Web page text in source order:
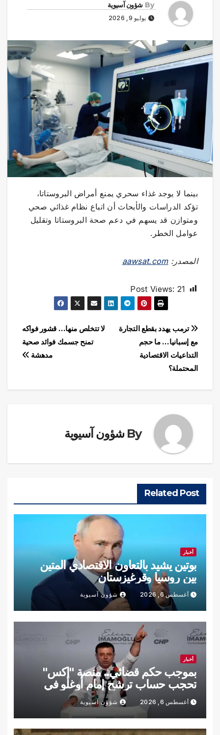
By شؤون آسيوية
يوليو 9, 2026
بينما لا يوجد غذاء سحري يمنع أمراض البروستاتا،
تؤكد الدراسات والأبحاث أن اتباع نظام غذائي صحي
ومتوازن قد يسهم في دعم صحة البروستاتا وتقليل
عوامل الخطر.
المصدر:aawsat.com
Post Views: 21
تصفّح
المقالات
لا تتخلص منها… قشور فواكه
تمنح جسمك فوائد صحية
مدهشة
ترمب يهدد بقطع التجارة
مع إسبانيا… ما حجم
التداعيات الاقتصادية
المحتملة؟
By شؤون آسيوية
Related Post
أخبار
بوتين يشيد بالتعاون الاقتصادي المتين
بين روسيا وقرغيزستان
أغسطس 6, 2026 شؤون آسيوية
أخبار
بموجب حكم قضائي.. منصة "إكس"
تحجب حساب ترشح إمام أوغلو في
تركياأغسطس 6, 2026 شؤون آسيوية